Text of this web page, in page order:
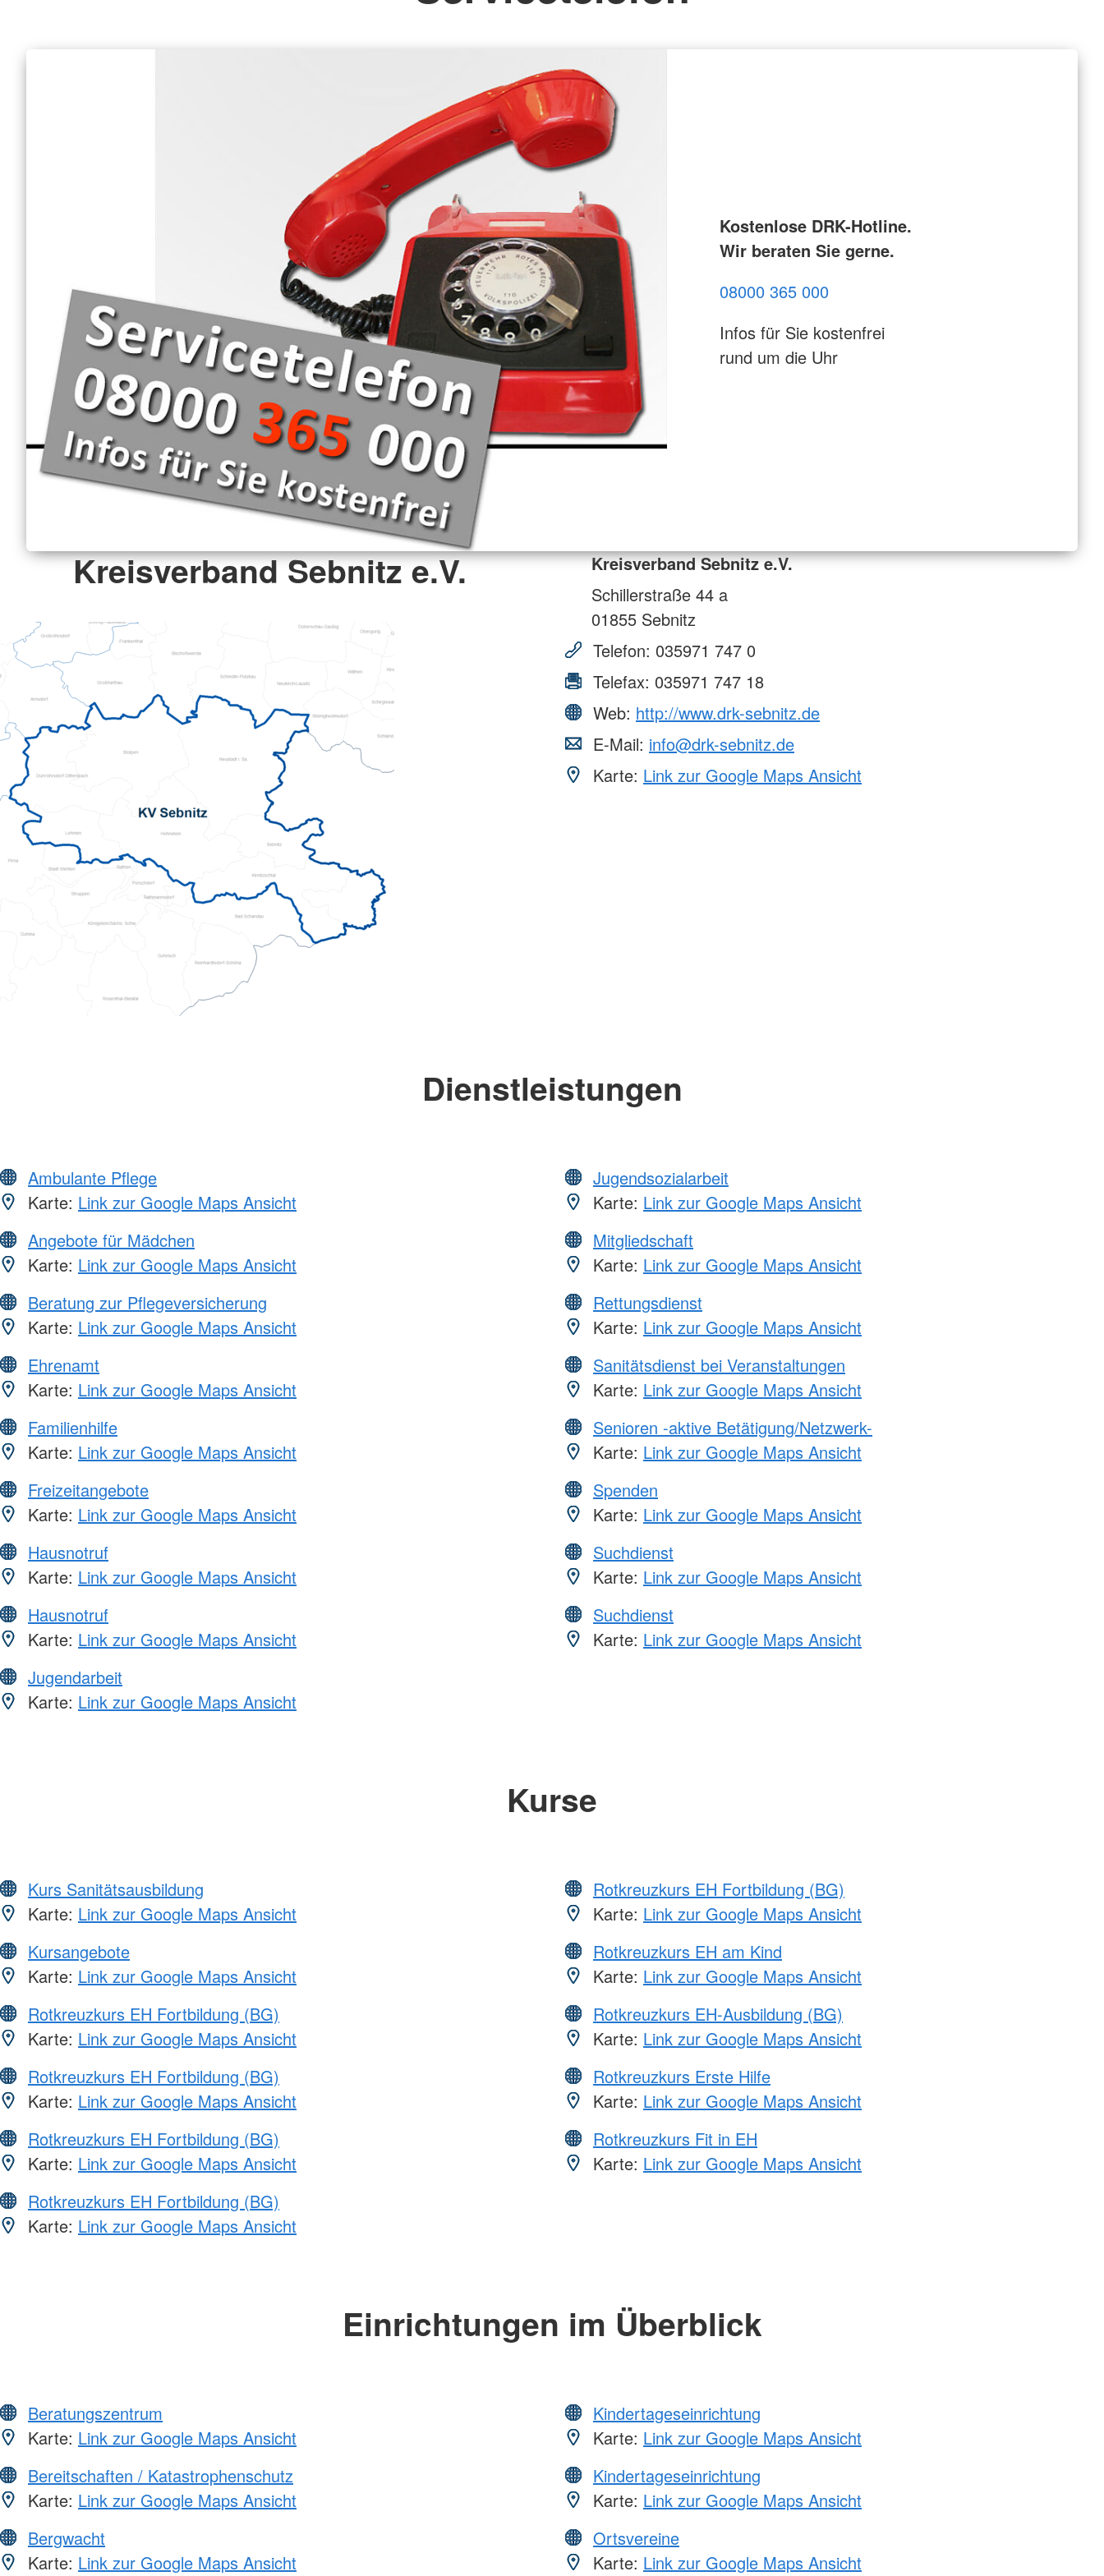
Kostenlose DRK-Hotline.
Wir beraten Sie gerne.
08000 365 000
Infos für Sie kostenfrei
rund um die Uhr
Kreisverband Sebnitz e.V.
Kreisverband Sebnitz e.V.
Schillerstraße 44 a
01855 Sebnitz
Telefon: 035971 747 0
Telefax: 035971 747 18
Web: http://www.drk-sebnitz.de
E-Mail: info@drk-sebnitz.de
Karte: Link zur Google Maps Ansicht
Dienstleistungen
Ambulante Pflege
Karte: Link zur Google Maps Ansicht
Angebote für Mädchen
Karte: Link zur Google Maps Ansicht
Beratung zur Pflegeversicherung
Karte: Link zur Google Maps Ansicht
Ehrenamt
Karte: Link zur Google Maps Ansicht
Familienhilfe
Karte: Link zur Google Maps Ansicht
Freizeitangebote
Karte: Link zur Google Maps Ansicht
Hausnotruf
Karte: Link zur Google Maps Ansicht
Hausnotruf
Karte: Link zur Google Maps Ansicht
Jugendarbeit
Karte: Link zur Google Maps Ansicht
Jugendsozialarbeit
Karte: Link zur Google Maps Ansicht
Mitgliedschaft
Karte: Link zur Google Maps Ansicht
Rettungsdienst
Karte: Link zur Google Maps Ansicht
Sanitätsdienst bei Veranstaltungen
Karte: Link zur Google Maps Ansicht
Senioren -aktive Betätigung/Netzwerk-
Karte: Link zur Google Maps Ansicht
Spenden
Karte: Link zur Google Maps Ansicht
Suchdienst
Karte: Link zur Google Maps Ansicht
Suchdienst
Karte: Link zur Google Maps Ansicht
Kurse
Kurs Sanitätsausbildung
Karte: Link zur Google Maps Ansicht
Kursangebote
Karte: Link zur Google Maps Ansicht
Rotkreuzkurs EH Fortbildung (BG)
Karte: Link zur Google Maps Ansicht
Rotkreuzkurs EH Fortbildung (BG)
Karte: Link zur Google Maps Ansicht
Rotkreuzkurs EH Fortbildung (BG)
Karte: Link zur Google Maps Ansicht
Rotkreuzkurs EH Fortbildung (BG)
Karte: Link zur Google Maps Ansicht
Rotkreuzkurs EH Fortbildung (BG)
Karte: Link zur Google Maps Ansicht
Rotkreuzkurs EH am Kind
Karte: Link zur Google Maps Ansicht
Rotkreuzkurs EH-Ausbildung (BG)
Karte: Link zur Google Maps Ansicht
Rotkreuzkurs Erste Hilfe
Karte: Link zur Google Maps Ansicht
Rotkreuzkurs Fit in EH
Karte: Link zur Google Maps Ansicht
Einrichtungen im Überblick
Beratungszentrum
Karte: Link zur Google Maps Ansicht
Bereitschaften / Katastrophenschutz
Karte: Link zur Google Maps Ansicht
Bergwacht
Karte: Link zur Google Maps Ansicht
Kindertageseinrichtung
Karte: Link zur Google Maps Ansicht
Kindertageseinrichtung
Karte: Link zur Google Maps Ansicht
Ortsvereine
Karte: Link zur Google Maps Ansicht